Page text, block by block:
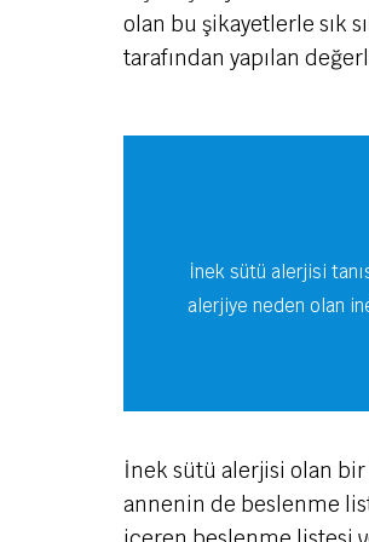
olan bu şikayetlerle sık
tarafından yapılan
İnek sütü alerjisi
alerjiye neden olan
İnek sütü alerjisi olan
annenin de beslenme